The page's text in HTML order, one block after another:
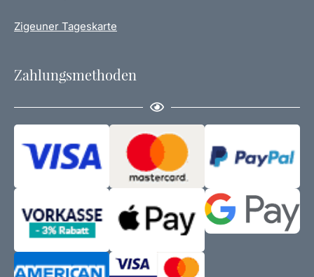
Zigeuner Tageskarte
Zahlungsmethoden